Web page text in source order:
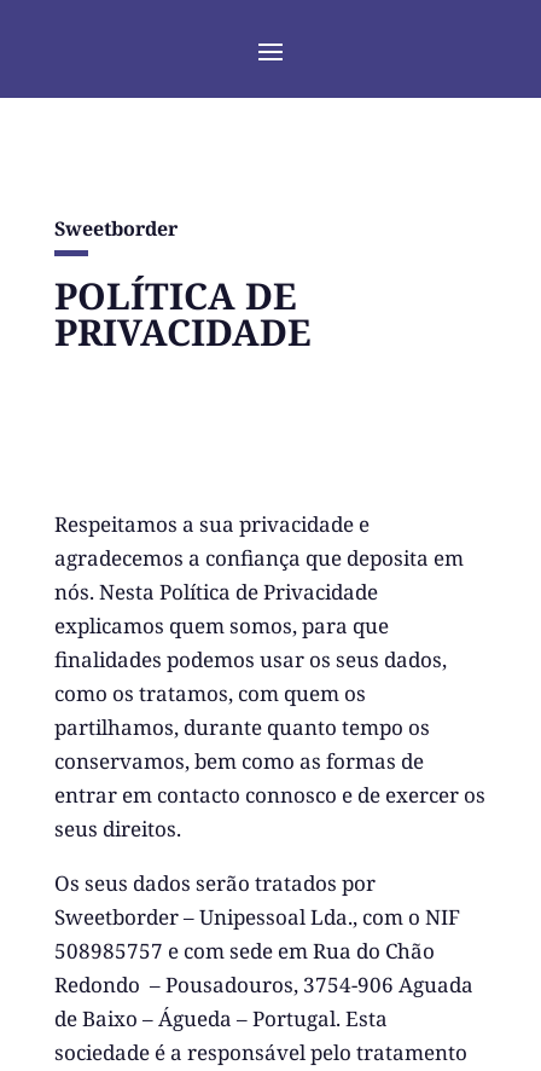
Sweetborder
POLÍTICA DE
PRIVACIDADE
Respeitamos a sua privacidade e
agradecemos a confiança que deposita em
nós. Nesta Política de Privacidade
explicamos quem somos, para que
finalidades podemos usar os seus dados,
como os tratamos, com quem os
partilhamos, durante quanto tempo os
conservamos, bem como as formas de
entrar em contacto connosco e de exercer os
seus direitos.
Os seus dados serão tratados por
Sweetborder – Unipessoal Lda., com o NIF
508985757 e com sede emRua do Chão
Redondo – Pousadouros, 3754-906 Aguada
de Baixo –Águeda – Portugal. Esta
sociedade é a responsável pelo tratamento